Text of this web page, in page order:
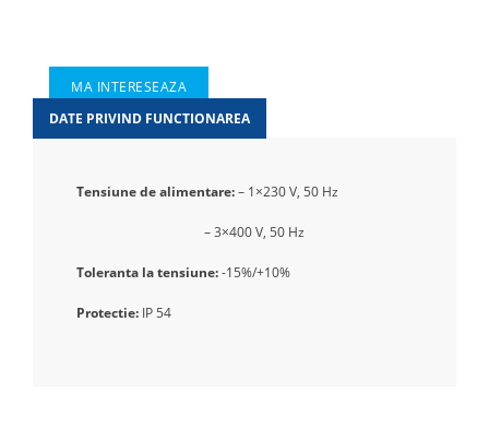
MA INTERESEAZA
DATE PRIVIND FUNCTIONAREA
Tensiune de alimentare:– 1×230 V, 50 Hz
– 3×400 V, 50 Hz
Toleranta la tensiune:-15%/+10%
Protectie: IP 54